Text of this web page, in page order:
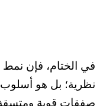
في الختام، فإن
نظرية؛ بل هو
صفقات قوية